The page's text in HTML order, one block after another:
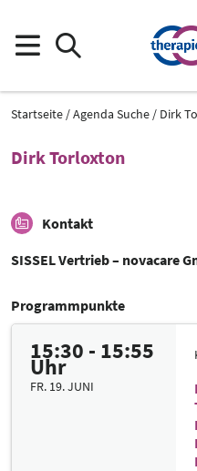
Startseite Agenda Suche
Dirk
Dirk Torloxton
Kontakt
SISSEL Vertrieb – novacare
Programmpunkte
15:30 - 15:55
Uhr
FR. 19. JUNI